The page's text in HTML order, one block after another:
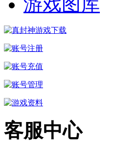
客服中心